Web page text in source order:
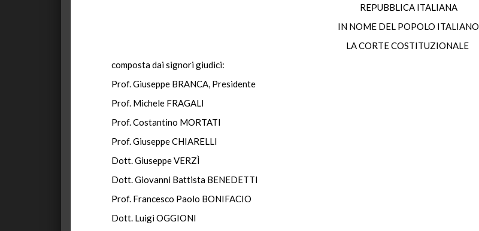
REPUBBLICA ITALIANA
IN NOME DEL POPOLO ITALIANO
LA CORTE COSTITUZIONALE
composta dai signori giudici:
Prof. Giuseppe BRANCA, Presidente
Prof. Michele FRAGALI
Prof. Costantino MORTATI
Prof. Giuseppe CHIARELLI
Dott. Giuseppe VERZÌ
Dott. Giovanni Battista BENEDETTI
Prof. Francesco Paolo BONIFACIO
Dott. Luigi OGGIONI